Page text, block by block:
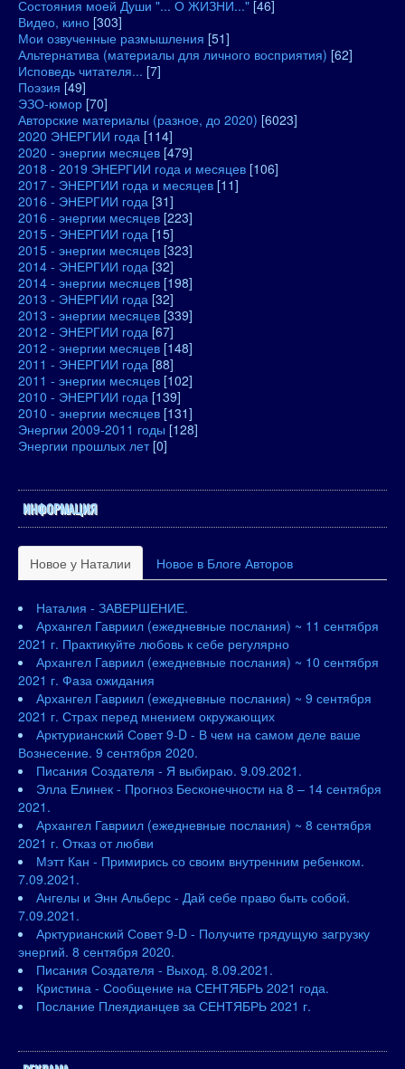
Состояния моей Души "... О ЖИЗНИ..." [46]
Видео, кино [303]
Мои озвученные размышления [51]
Альтернатива (материалы для личного восприятия) [62]
Исповедь читателя... [7]
Поэзия [49]
ЭЗО-юмор [70]
Авторские материалы (разное, до 2020) [6023]
2020 ЭНЕРГИИ года [114]
2020 - энергии месяцев [479]
2018 - 2019 ЭНЕРГИИ года и месяцев [106]
2017 - ЭНЕРГИИ года и месяцев [11]
2016 - ЭНЕРГИИ года [31]
2016 - энергии месяцев [223]
2015 - ЭНЕРГИИ года [15]
2015 - энергии месяцев [323]
2014 - ЭНЕРГИИ года [32]
2014 - энергии месяцев [198]
2013 - ЭНЕРГИИ года [32]
2013 - энергии месяцев [339]
2012 - ЭНЕРГИИ года [67]
2012 - энергии месяцев [148]
2011 - ЭНЕРГИИ года [88]
2011 - энергии месяцев [102]
2010 - ЭНЕРГИИ года [139]
2010 - энергии месяцев [131]
Энергии 2009-2011 годы [128]
Энергии прошлых лет [0]
ИНФОРМАЦИЯ
Новое у Наталии Новое в Блоге Авторов
Наталия - ЗАВЕРШЕНИЕ.
Архангел Гавриил (ежедневные послания) ~ 11 сентября
2021 г. Практикуйте любовь к себе регулярно
Архангел Гавриил (ежедневные послания) ~ 10 сентября
2021 г. Фаза ожидания
Архангел Гавриил (ежедневные послания) ~ 9 сентября
2021 г. Страх перед мнением окружающих
Арктурианский Совет 9-D - В чем на самом деле ваше
Вознесение. 9 сентября 2020.
Писания Создателя - Я выбираю. 9.09.2021.
Элла Елинек - Прогноз Бесконечности на 8 – 14 сентября
2021.
Архангел Гавриил (ежедневные послания) ~ 8 сентября
2021 г. Отказ от любви
Мэтт Кан - Примирись со своим внутренним ребенком.
7.09.2021.
Ангелы и Энн Альберс - Дай себе право быть собой.
7.09.2021.
Арктурианский Совет 9-D - Получите грядущую загрузку
энергий. 8 сентября 2020.
Писания Создателя - Выход. 8.09.2021.
Кристина - Сообщение на СЕНТЯБРЬ 2021 года.
Послание Плеядианцев за СЕНТЯБРЬ 2021 г.